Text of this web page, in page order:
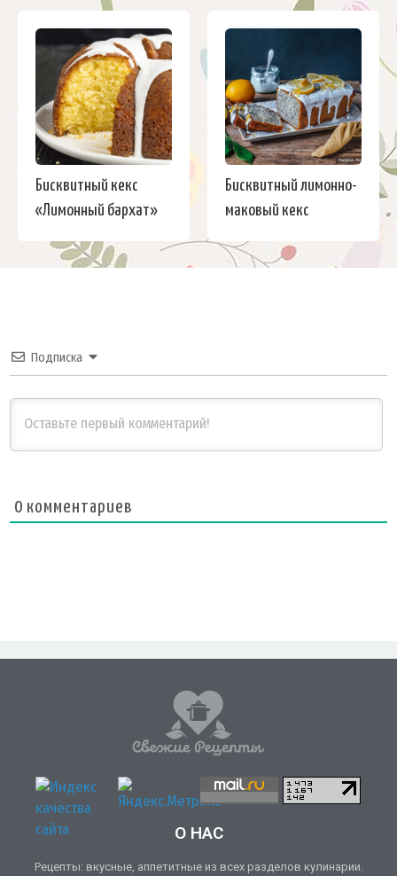
Бисквитный кекс
«Лимонный бархат»
Бисквитный лимонно-
маковый кекс
Подписка
0 комментариев
О НАС
Рецепты: вкусные, аппетитные из всех разделов кулинарии.